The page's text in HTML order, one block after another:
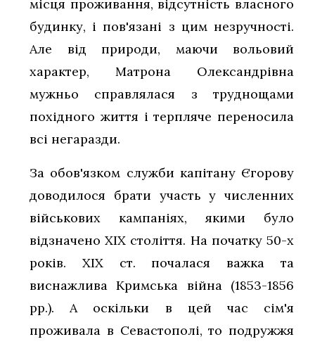
місця проживання, відсутність власного
будинку, і пов'язані з цим незручності.
Але від природи, маючи вольовий
характер, Матрона Олександрівна
мужньо справлялася з труднощами
похідного життя і терпляче переносила
всі негаразди.
За обов'язком служби капітану Єгорову
доводилося брати участь у численних
військових кампаніях, якими було
відзначено ХІХ століття. На початку 50-х
років. ХІХ ст. почалася важка та
виснажлива Кримська війна (1853-1856
рр.). А оскільки в цей час сім'я
проживала в Севастополі, то подружжя